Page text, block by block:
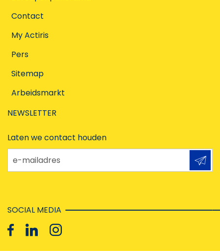
Contact
My Actiris
Pers
Sitemap
Arbeidsmarkt
NEWSLETTER
Laten we contact houden
e-mailadres
SOCIAL MEDIA